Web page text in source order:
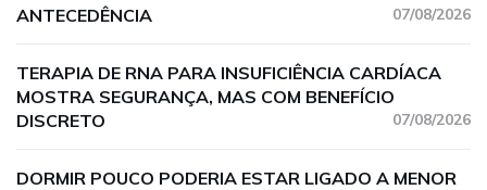
ANTECEDÊNCIA
07/08/2026
TERAPIA DE RNA PARA INSUFICIÊNCIA CARDÍACA
MOSTRA SEGURANÇA, MAS COM BENEFÍCIO
DISCRETO
07/08/2026
DORMIR POUCO PODERIA ESTAR LIGADO A MENOR